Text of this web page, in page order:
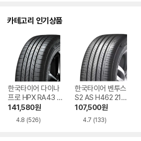
카테고리 인기상품
한국타이어 다이나
프로 HPX RA43 2
35/55R19
141,580원
4.8 (526)
한국타이어 벤투스
S2 AS H462 215/
55R17
107,500원
4.7 (133)